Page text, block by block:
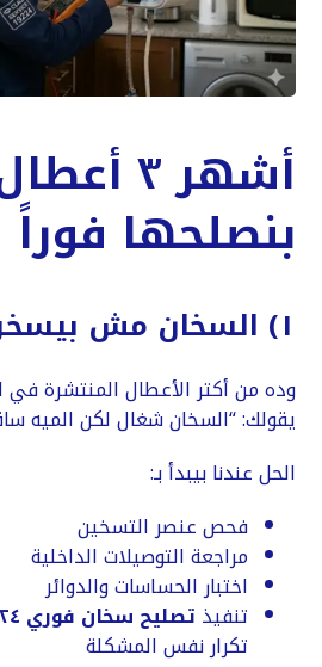
أشهر ٣
بنصلحها فوراً
١) السخان مش بيسخن الميه
وده من أكتر الأعطال المنتشرة في
يقولك: “السخان شغال لكن الميه
الحل عندنا بيبدأ بـ:
فحص عنصر التسخين
مراجعة التوصيلات الداخلية
اختبار الحساسات والدوائر
تنفيذ تصليح سخان فوري ١٩٢٢٤
تكرار نفس المشكلة